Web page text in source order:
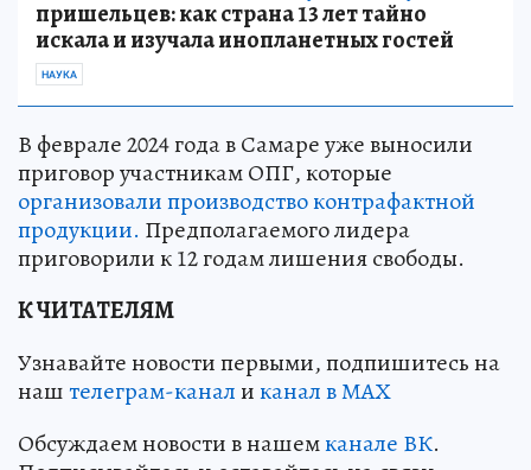
пришельцев: как страна 13 лет тайно
искала и изучала инопланетных гостей
НАУКА
В феврале 2024 года в Самаре уже выносили
приговор участникам ОПГ, которые
организовали производство контрафактной
продукции. Предполагаемого лидера
приговорили к 12 годам лишения свободы.
К ЧИТАТЕЛЯМ
Узнавайте новости первыми, подпишитесь на
наштелеграм-каналиканал в МАХ
Обсуждаем новости в нашемканале ВК.